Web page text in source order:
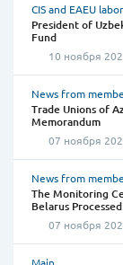
CIS and EAEU
President of
Fund
10 ноября
News from
Trade Unions of
Memorandum
07 ноября
News from
The Monitoring
Belarus
07 ноября
Main